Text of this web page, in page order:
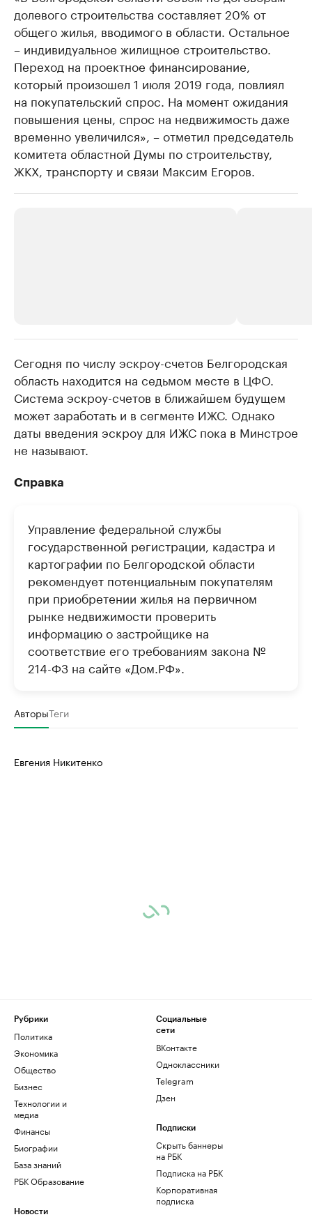
долевого строительства составляет 20% от
общего жилья, вводимого в области. Остальное
– индивидуальное жилищное строительство.
Переход на проектное финансирование,
который произошел 1 июля 2019 года, повлиял
на покупательский спрос. На момент ожидания
повышения цены, спрос на недвижимость даже
временно увеличился», – отметил председатель
комитета областной Думы по строительству,
ЖКХ, транспорту и связи Максим Егоров.
Делитесь новостями бизнеса на РБК
Управляйте страницей компании и развивайте личные
бренды спикеров бизнеса
Посмотрите
Сегодня по числу эскроу-счетов Белгородская
область находится на седьмом месте в ЦФО.
Система эскроу-счетов в ближайшем будущем
может заработать и в сегменте ИЖС. Однако
даты введения эскроу для ИЖС пока в Минстрое
не называют.
Справка
Управление федеральной службы
государственной регистрации, кадастра и
картографии по Белгородской области
рекомендует потенциальным покупателям
при приобретении жилья на первичном
рынке недвижимости проверить
информацию о застройщике на
соответствие его требованиям закона №
214-ФЗ на сайте «Дом.РФ».
АвторыТеги
Евгения Никитенко
Рубрики
Политика
Экономика
Общество
Бизнес
Технологии и
медиа
Финансы
Биографии
База знаний
РБК Образование
Новости
Социальные
сети
ВКонтакте
Одноклассники
Telegram
Дзен
Подписки
Скрыть баннеры
на РБК
Подписка на РБК
Корпоративная
подписка